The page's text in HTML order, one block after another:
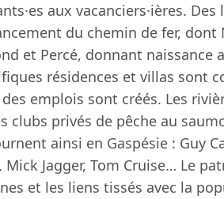
aux vacanciers·ières. Des
du chemin de fer, dont
et Percé, donnant naissance
résidences et villas sont
emplois sont créés. Les
clubs privés de pêche au
ainsi en Gaspésie : Guy
Jagger, Tom Cruise… Le
et les liens tissés avec la